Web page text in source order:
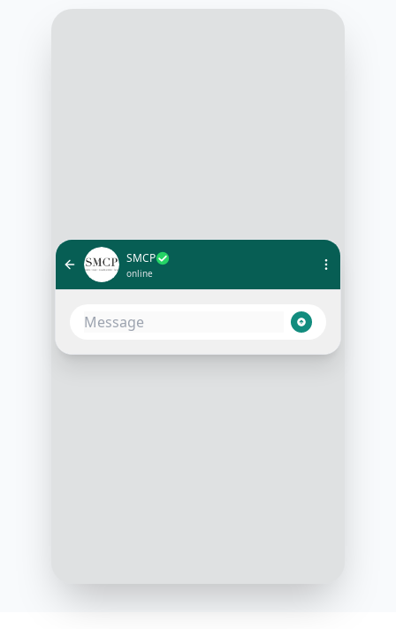
SMCP
online
Bonjour, je cherche une robe pour
un mariage en été, vous pouvez
m'aider ?